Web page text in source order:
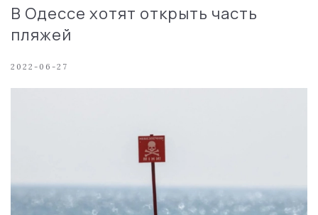
В Одессе хотят открыть часть
пляжей
2022-06-27